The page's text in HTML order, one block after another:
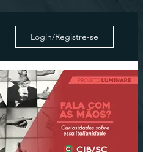
Login/Registre-se